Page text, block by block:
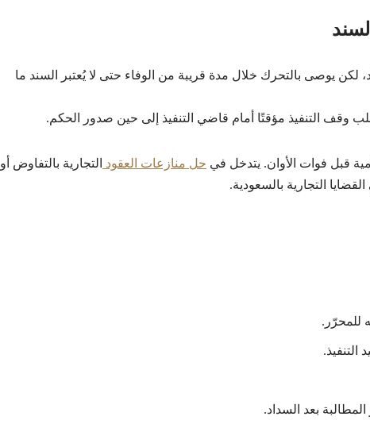
لكن يوصى بالتحرك خلال مدة قريبة من الوفاء حتى لا يُعتبر السند ما
التنفيذ مؤقتًا أمام قاضي التنفيذ إلى حين صدور الحكم.
قبل فوات الأوان. يتدخل في حل منازعات العقود التجارية بالتفاوض أو
التجارية بالسعودية.
للمحرّر.
بعد السداد.